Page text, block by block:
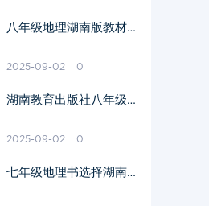
八年级地理湖南版教材解
2025-09-02 0
湖南教育出版社八年级地
2025-09-02 0
七年级地理书选择湖南教